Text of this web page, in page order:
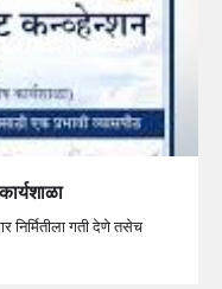
निर्मितीला गती देणे तसेच